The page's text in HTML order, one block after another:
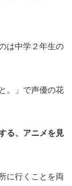
は中学２年生の
。」で声優の花
る、アニメを見
に行くことを両